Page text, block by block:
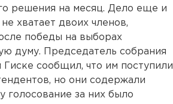
решения на месяц. Дело еще и
хватает двоих членов,
победы на выборах
думу. Председатель собрания
Гиске сообщил, что им поступили
но они содержали
голосование за них было